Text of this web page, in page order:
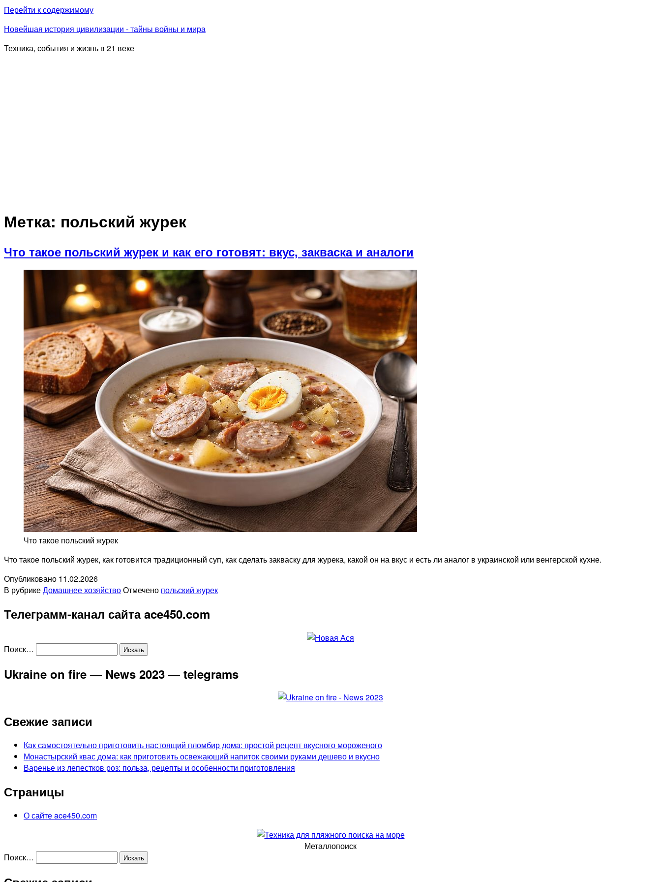
Перейти к содержимому
Новейшая история цивилизации - тайны войны и мира
Техника, события и жизнь в 21 веке
Метка: польский журек
Что такое польский журек и как его готовят: вкус, закваска и аналоги
Что такое польский журек
Что такое польский журек, как готовится традиционный суп, как сделать закваску для журека, какой он на вкус и есть ли аналог в украинской или венгерской кухне.
Опубликовано 11.02.2026
В рубрикеДомашнее хозяйствоОтмечено польский журек
Телеграмм-канал сайта ace450.com
Поиск…
Ukraine on fire — News 2023 — telegrams
Свежие записи
Как самостоятельно приготовить настоящий пломбир дома: простой рецепт вкусного мороженого
Монастырский квас дома: как приготовить освежающий напиток своими руками дешево и вкусно
Варенье из лепестков роз: польза, рецепты и особенности приготовления
Страницы
О сайте ace450.com
Металлопоиск
Поиск…